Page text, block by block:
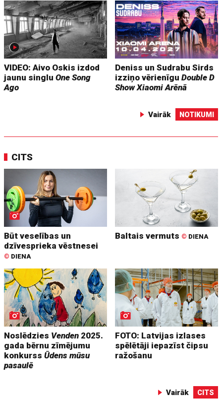
VIDEO: Aivo Oskis izdod
jaunu singluOne Song
Ago
Deniss un Sudrabu Sirds
izziņo vērienīguDouble D
Show Xiaomi Arēnā
Vairāk NOTIKUMI
CITS
Būt veselības un
dzīvesprieka vēstnesei
© DIENA
Baltais vermuts © DIENA
Noslēdzies Venden 2025.
gada bērnu zīmējumu
konkurssŪdens mūsu
pasaulē
FOTO: Latvijas izlases
spēlētāji iepazīst čipsu
ražošanu
Vairāk CITS